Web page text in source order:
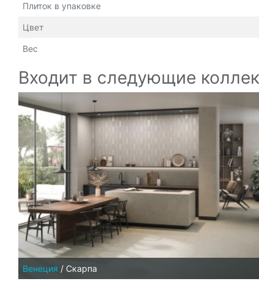
Плиток в упаковке
Цвет
Вес
Входит в следующие
Венеция / Скарпа